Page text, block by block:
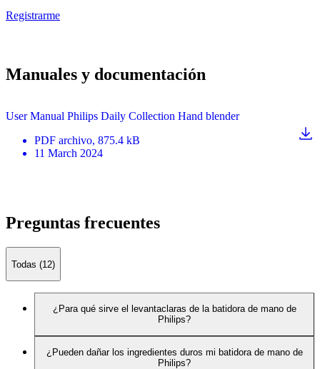
Registrarme
Manuales y documentación
User Manual Philips Daily Collection Hand blender
PDF archivo, 875.4 kB
11 March 2024
Preguntas frecuentes
Todas (12)
¿Para qué sirve el levantaclaras de la batidora de mano de
Philips?
¿Pueden dañar los ingredientes duros mi batidora de mano de
Philips?